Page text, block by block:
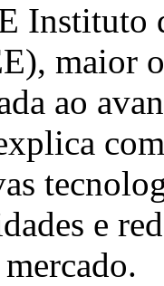
Instituto
maior
ao
e